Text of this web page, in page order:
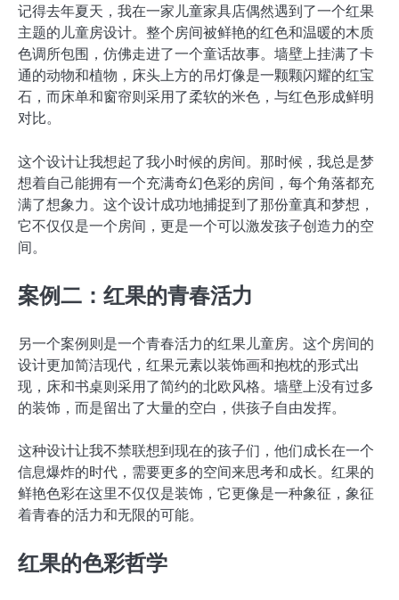
记得去年夏天，我在一家儿童家具店偶然遇到了一个红果
主题的儿童房设计。整个房间被鲜艳的红色和温暖的木质
色调所包围，仿佛走进了一个童话故事。墙壁上挂满了卡
通的动物和植物，床头上方的吊灯像是一颗颗闪耀的红宝
石，而床单和窗帘则采用了柔软的米色，与红色形成鲜明
对比。
这个设计让我想起了我小时候的房间。那时候，我总是梦
想着自己能拥有一个充满奇幻色彩的房间，每个角落都充
满了想象力。这个设计成功地捕捉到了那份童真和梦想，
它不仅仅是一个房间，更是一个可以激发孩子创造力的空
间。
案例二：红果的青春活力
另一个案例则是一个青春活力的红果儿童房。这个房间的
设计更加简洁现代，红果元素以装饰画和抱枕的形式出
现，床和书桌则采用了简约的北欧风格。墙壁上没有过多
的装饰，而是留出了大量的空白，供孩子自由发挥。
这种设计让我不禁联想到现在的孩子们，他们成长在一个
信息爆炸的时代，需要更多的空间来思考和成长。红果的
鲜艳色彩在这里不仅仅是装饰，它更像是一种象征，象征
着青春的活力和无限的可能。
红果的色彩哲学